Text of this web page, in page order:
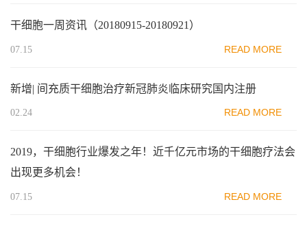
干细胞一周资讯（20180915-20180921）
07.15 READ MORE
新增| 间充质干细胞治疗新冠肺炎临床研究国内注册
02.24 READ MORE
2019，干细胞行业爆发之年！近千亿元市场的干细胞疗法会
出现更多机会！
07.15 READ MORE